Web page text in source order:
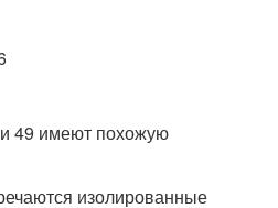
49 имеют похожую
изолированные